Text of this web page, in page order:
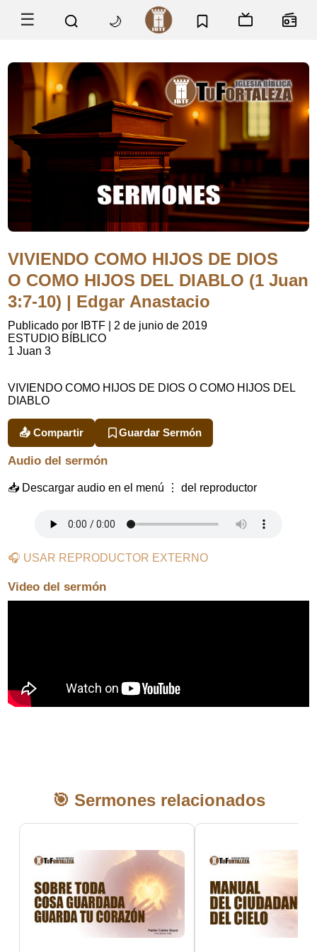
☰ 🌙
VIVIENDO COMO HIJOS DE DIOS
O COMO HIJOS DEL DIABLO (1 Juan
3:7-10) | Edgar Anastacio
Publicado por IBTF
2 de junio de 2019
ESTUDIO BÍBLICO
1 Juan 3
VIVIENDO COMO HIJOS DE DIOS O COMO HIJOS DEL
DIABLO
📤 Compartir Guardar Sermón
Audio del sermón
📥 Descargar audio en el menú ⋮ del reproductor
🎧 USAR REPRODUCTOR EXTERNO
Video del sermón
🎯 Sermones relacionados